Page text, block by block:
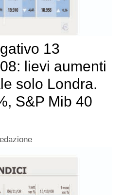
13
lievi aumenti
solo Londra.
S&P Mib 40